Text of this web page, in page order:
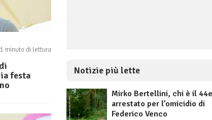
1 minuto di lettura
festa
Notizie più lette
Mirko Bertellini, chi è il
arrestato per l’omicidio di
Federico Venco